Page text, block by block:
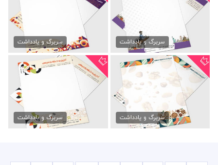
سربرگ آماده آژانس مسافرتی
79,000 تومانسربرگ و یادداشت
سربرگ آماده کافی شاپ
79,000 تومانسربرگ و یادداشت
سربرگ آجیل و خشکبار
79,000 تومانسربرگ و یادداشت
سربرگ لاکچری آجیل فروشی
79,000 تومانسربرگ و یادداشت